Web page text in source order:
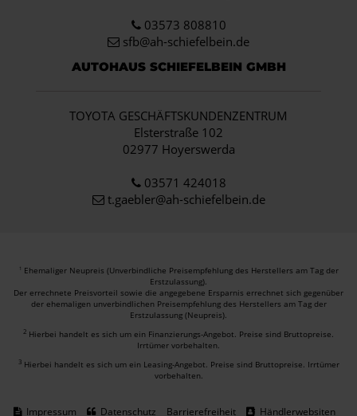
03573 808810
sfb@ah-schiefelbein.de
AUTOHAUS SCHIEFELBEIN GMBH
TOYOTA GESCHÄFTSKUNDENZENTRUM
Elsterstraße 102
02977 Hoyerswerda
03571 424018
t.gaebler@ah-schiefelbein.de
1 Ehemaliger Neupreis (Unverbindliche Preisempfehlung des Herstellers am Tag der
Erstzulassung).
Der errechnete Preisvorteil sowie die angegebene Ersparnis errechnet sich gegenüber
der ehemaligen unverbindlichen Preisempfehlung des Herstellers am Tag der
Erstzulassung (Neupreis).
2 Hierbei handelt es sich um ein Finanzierungs-Angebot. Preise sind Bruttopreise.
Irrtümer vorbehalten.
3 Hierbei handelt es sich um ein Leasing-Angebot. Preise sind Bruttopreise. Irrtümer
vorbehalten.
Impressum Datenschutz Barrierefreiheit Händlerwebsiten